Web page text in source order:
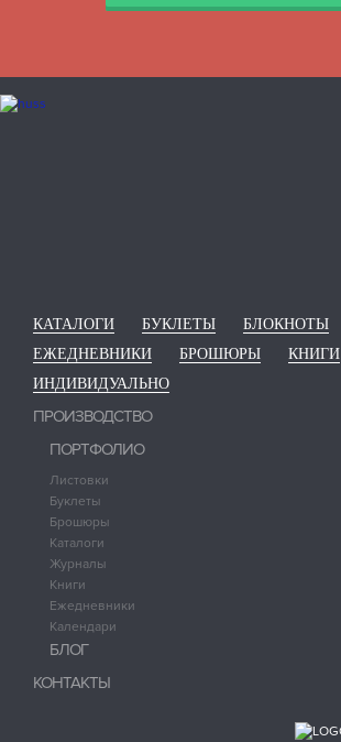
КАТАЛОГИ БУКЛЕТЫ
БЛОКНОТЫ
ЕЖЕДНЕВНИКИ
БРОШЮРЫ
КНИГИ
ИНДИВИДУАЛЬНО
ПРОИЗВОДСТВО
ПОРТФОЛИО
Листовки
Буклеты
Брошюры
Каталоги
Журналы
Книги
Ежедневники
Календари
БЛОГ
КОНТАКТЫ